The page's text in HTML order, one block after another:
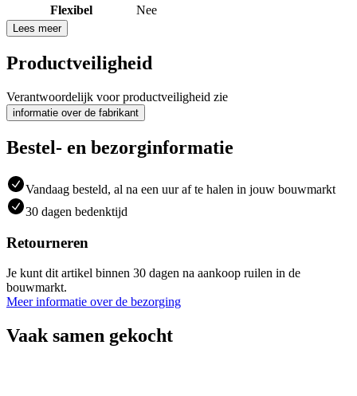
Flexibel
Nee
Lees meer
Productveiligheid
Verantwoordelijk voor productveiligheid zie
informatie over de fabrikant
Bestel- en bezorginformatie
Vandaag besteld, al na een uur af te halen in jouw bouwmarkt
30 dagen bedenktijd
Retourneren
Je kunt dit artikel binnen 30 dagen na aankoop ruilen in de
bouwmarkt.
Meer informatie over de bezorging
Vaak samen gekocht